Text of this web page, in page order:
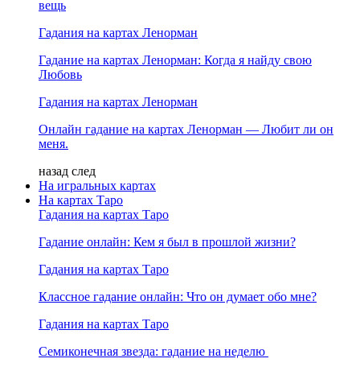
вещь
Гадания на картах Ленорман
Гадание на картах Ленорман: Когда я найду свою
Любовь
Гадания на картах Ленорман
Онлайн гадание на картах Ленорман — Любит ли он
меня.
назад след
На игральных картах
На картах Таро
Гадания на картах Таро
Гадание онлайн: Кем я был в прошлой жизни?
Гадания на картах Таро
Классное гадание онлайн: Что он думает обо мне?
Гадания на картах Таро
Семиконечная звезда: гадание на неделю